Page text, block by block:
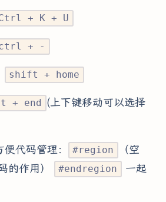
+ K + U
+ -
shift + home
+ end
(上下键移动可以选择
代码管理： #region
（空
的作用）
#endregion
一起